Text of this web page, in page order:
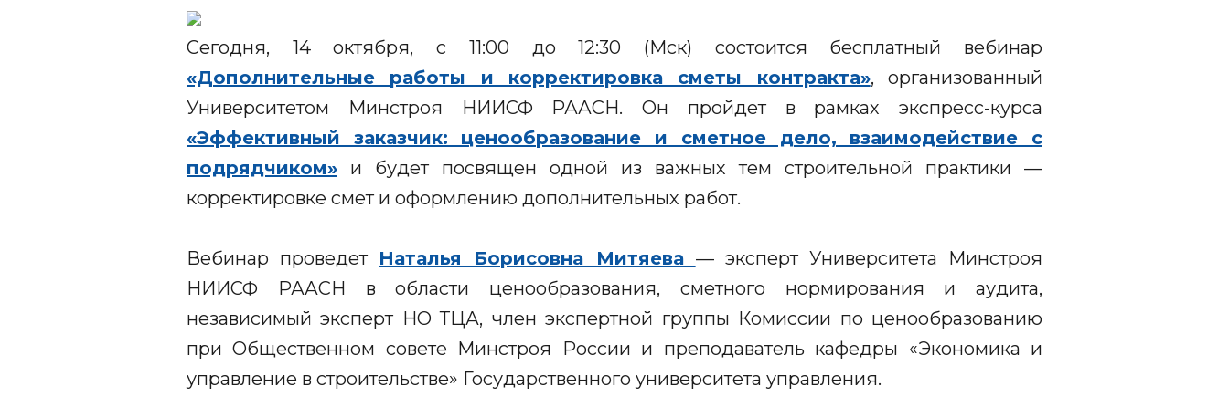
Сегодня, 14 октября, с 11:00 до 12:30 (Мск) состоится бесплатный вебинар
«Дополнительные работы и корректировка сметы контракта», организованный
Университетом Минстроя НИИСФ РААСН. Он пройдет в рамках экспресс-курса
«Эффективный заказчик: ценообразование и сметное дело, взаимодействие с
подрядчиком» и будет посвящен одной из важных тем строительной практики —
корректировке смет и оформлению дополнительных работ.
Вебинар проведет Наталья Борисовна Митяева — эксперт Университета Минстроя
НИИСФ РААСН в области ценообразования, сметного нормирования и аудита,
независимый эксперт НО ТЦА, член экспертной группы Комиссии по ценообразованию
при Общественном совете Минстроя России и преподаватель кафедры «Экономика и
управление в строительстве» Государственного университета управления.